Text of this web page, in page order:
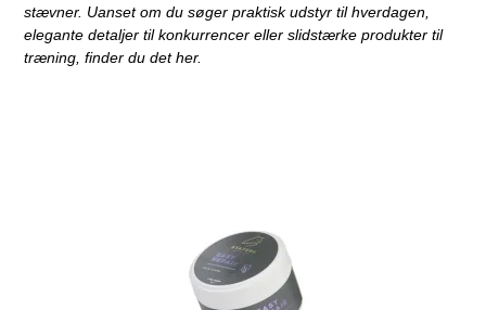
stævner. Uanset om du søger praktisk udstyr til hverdagen,
elegante detaljer til konkurrencer eller slidstærke produkter til
træning, finder du det her.